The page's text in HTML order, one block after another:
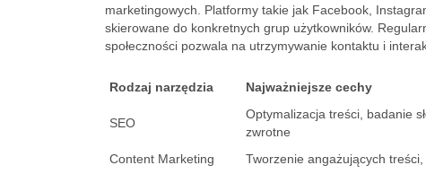
marketingowych. Platformy takie jak Facebook,
skierowane do konkretnych grup użytkowników.
społeczności pozwala na utrzymywanie kontaktu i
Rodzaj narzędzia Najważniejsze cechy
SEO
Optymalizacja treści, badanie
zwrotne
Content Marketing Tworzenie angażujących